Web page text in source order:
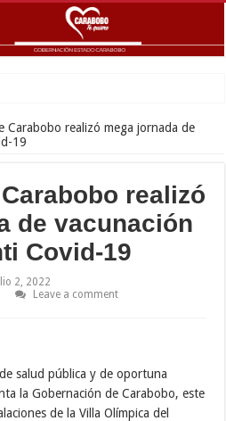
Carabobo realizó mega jornada de
19
realizó
de vacunación
Covid-19
2, 2022
Leave a comment
salud pública y de oportuna
la Gobernación de Carabobo, este
de la Villa Olímpica del